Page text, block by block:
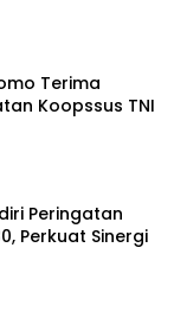
Terima
Koopssus TNI
Peringatan
Perkuat Sinergi